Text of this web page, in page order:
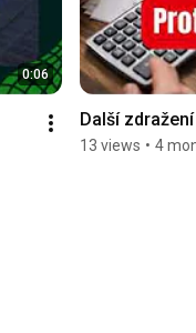
0:06
Další
13 views • 4